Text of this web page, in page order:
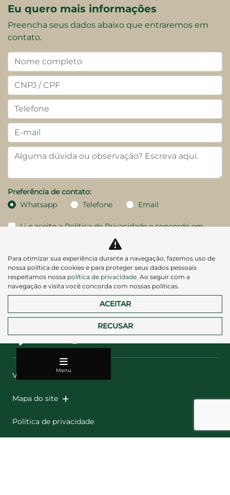
Eu quero mais informações
Preencha seus dados abaixo que entraremos em
contato.
Preferência de contato:
Whatsapp
Telefone Email
Li e aceito aPolítica de Privacidadee concordo em
receber comunicações da concessionária.
ENTRAR EM CONTATO
Veículos
Mapa do site
Política de privacidade
Menu
Para otimizar sua experiência durante a navegação, fazemos uso de
nossa política de cookies e para proteger seus dados pessoais
respeitamos nossa política de privacidade. Ao seguir com a
navegação e visita você concorda com nossas políticas.
ACEITAR
RECUSAR